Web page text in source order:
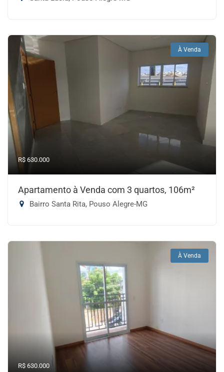
À Venda
R$ 630.000
Apartamento à Venda com 3 quartos, 106m²
Bairro Santa Rita, Pouso Alegre-MG
À Venda
R$ 630.000